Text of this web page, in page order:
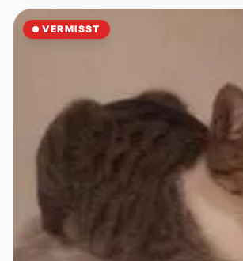
VERMISST